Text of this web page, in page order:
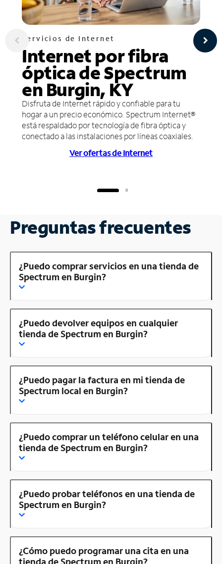
Servicios de Internet
Internet por fibra
óptica de Spectrum
en Burgin, KY
Disfruta de Internet rápido y confiable para tu
hogar a un precio económico. Spectrum Internet®
está respaldado por tecnología de fibra óptica y
conectado a las instalaciones por líneas coaxiales.
Ver ofertas de Internet
Preguntas frecuentes
¿Puedo comprar servicios en una tienda de
Spectrum en Burgin?
¿Puedo devolver equipos en cualquier
tienda de Spectrum en Burgin?
¿Puedo pagar la factura en mi tienda de
Spectrum local en Burgin?
¿Puedo comprar un teléfono celular en una
tienda de Spectrum en Burgin?
¿Puedo probar teléfonos en una tienda de
Spectrum en Burgin?
¿Cómo puedo programar una cita en una
tienda de Spectrum en Burgin?